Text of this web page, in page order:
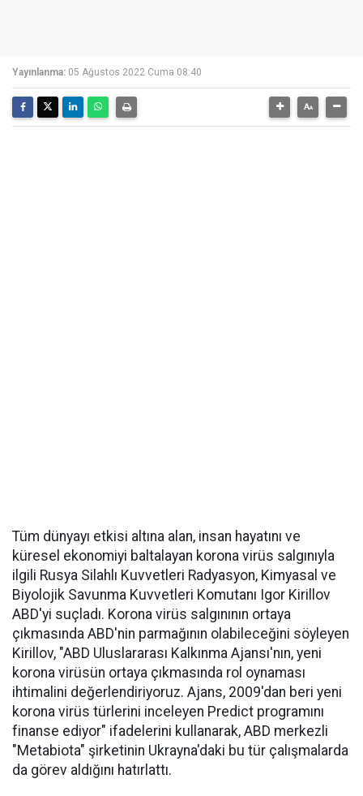
Yayınlanma: 05 Ağustos 2022 Cuma 08:40
Tüm dünyayı etkisi altına alan, insan hayatını ve
küresel ekonomiyi baltalayan korona virüs salgınıyla
ilgili Rusya Silahlı Kuvvetleri Radyasyon, Kimyasal ve
Biyolojik Savunma Kuvvetleri Komutanı Igor Kirillov
ABD'yi suçladı. Korona virüs salgınının ortaya
çıkmasında ABD'nin parmağının olabileceğini söyleyen
Kirillov, "ABD Uluslararası Kalkınma Ajansı'nın, yeni
korona virüsün ortaya çıkmasında rol oynaması
ihtimalini değerlendiriyoruz. Ajans, 2009'dan beri yeni
korona virüs türlerini inceleyen Predict programını
finanse ediyor" ifadelerini kullanarak, ABD merkezli
"Metabiota" şirketinin Ukrayna'daki bu tür çalışmalarda
da görev aldığını hatırlattı.